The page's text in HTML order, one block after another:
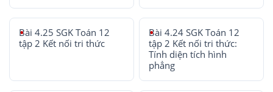
Bài 4.25 SGK Toán 12
tập 2 Kết nối tri thức
Bài 4.24 SGK Toán 12
tập 2 Kết nối tri thức:
Tính diện tích hình
phẳng